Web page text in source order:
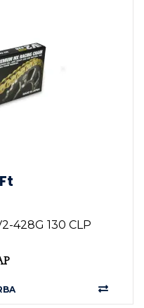
428G 130 CLP